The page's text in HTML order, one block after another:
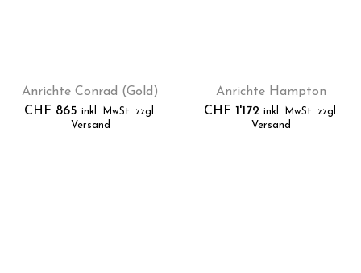
Anrichte Conrad (Gold)
CHF 865 inkl. MwSt. zzgl.
Versand
Anrichte Hampton
CHF 1'172 inkl. MwSt. zzgl.
Versand